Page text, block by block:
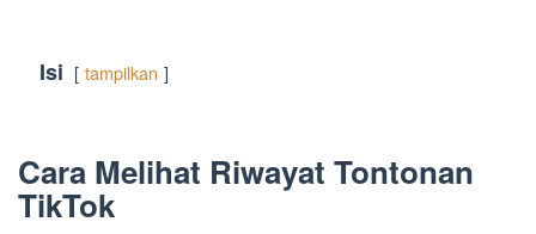
Isi tampilkan
Cara Melihat Riwayat Tontonan
TikTok